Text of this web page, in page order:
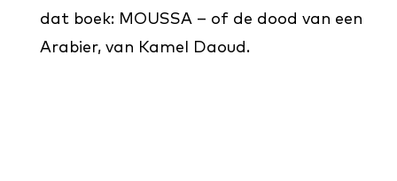
dat boek: MOUSSA – of de dood van een
Arabier, van Kamel Daoud.